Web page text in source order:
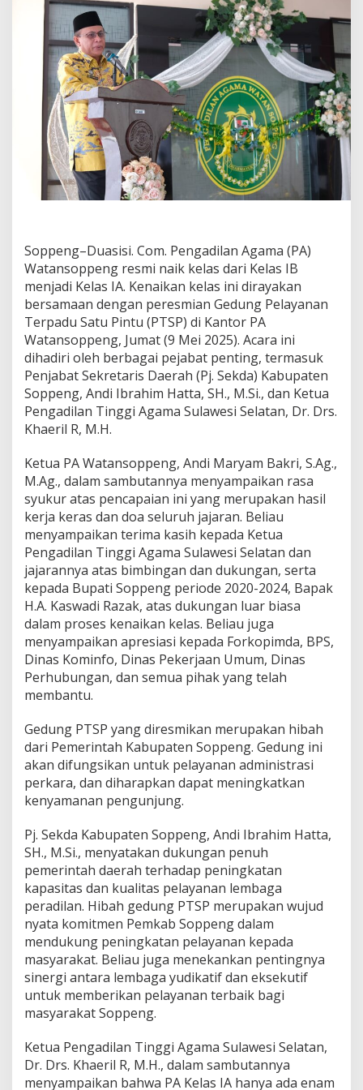
Soppeng–Duasisi. Com. Pengadilan Agama (PA)
Watansoppeng resmi naik kelas dari Kelas IB
menjadi Kelas IA. Kenaikan kelas ini dirayakan
bersamaan dengan peresmian Gedung Pelayanan
Terpadu Satu Pintu (PTSP) di Kantor PA
Watansoppeng, Jumat (9 Mei 2025). Acara ini
dihadiri oleh berbagai pejabat penting, termasuk
Penjabat Sekretaris Daerah (Pj. Sekda) Kabupaten
Soppeng, Andi Ibrahim Hatta, SH., M.Si., dan Ketua
Pengadilan Tinggi Agama Sulawesi Selatan, Dr. Drs.
Khaeril R, M.H.
Ketua PA Watansoppeng, Andi Maryam Bakri, S.Ag.,
M.Ag., dalam sambutannya menyampaikan rasa
syukur atas pencapaian ini yang merupakan hasil
kerja keras dan doa seluruh jajaran. Beliau
menyampaikan terima kasih kepada Ketua
Pengadilan Tinggi Agama Sulawesi Selatan dan
jajarannya atas bimbingan dan dukungan, serta
kepada Bupati Soppeng periode 2020-2024, Bapak
H.A. Kaswadi Razak, atas dukungan luar biasa
dalam proses kenaikan kelas. Beliau juga
menyampaikan apresiasi kepada Forkopimda, BPS,
Dinas Kominfo, Dinas Pekerjaan Umum, Dinas
Perhubungan, dan semua pihak yang telah
membantu.
Gedung PTSP yang diresmikan merupakan hibah
dari Pemerintah Kabupaten Soppeng. Gedung ini
akan difungsikan untuk pelayanan administrasi
perkara, dan diharapkan dapat meningkatkan
kenyamanan pengunjung.
Pj. Sekda Kabupaten Soppeng, Andi Ibrahim Hatta,
SH., M.Si., menyatakan dukungan penuh
pemerintah daerah terhadap peningkatan
kapasitas dan kualitas pelayanan lembaga
peradilan. Hibah gedung PTSP merupakan wujud
nyata komitmen Pemkab Soppeng dalam
mendukung peningkatan pelayanan kepada
masyarakat. Beliau juga menekankan pentingnya
sinergi antara lembaga yudikatif dan eksekutif
untuk memberikan pelayanan terbaik bagi
masyarakat Soppeng.
Ketua Pengadilan Tinggi Agama Sulawesi Selatan,
Dr. Drs. Khaeril R, M.H., dalam sambutannya
menyampaikan bahwa PA Kelas IA hanya ada enam